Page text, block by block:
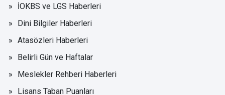
İOKBS ve LGS Haberleri
Dini Bilgiler Haberleri
Atasözleri Haberleri
Belirli Gün ve Haftalar
Meslekler Rehberi Haberleri
Lisans Taban Puanları